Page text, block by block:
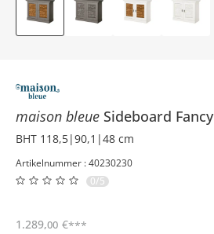
maison bleue Sideboard Fancy
BHT 118,5|90,1|48 cm
Artikelnummer : 40230230
0/5
1.289,00 €***